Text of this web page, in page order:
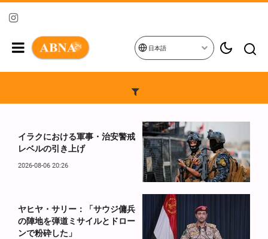
日本語
イラクにおける軍事・治安警戒
レベルの引き上げ
2026-08-06 20:26
ヤヒヤ・サリー：「サウジ傭兵
の陣地を弾道ミサイルとドロー
ンで粉砕した」